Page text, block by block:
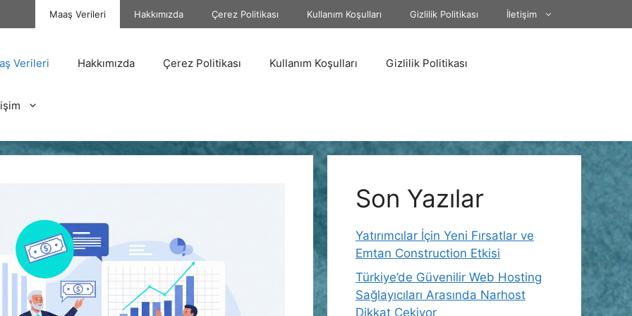
Maaş Verileri Hakkımızda Çerez Politikası Kullanım Koşulları Gizlilik Politikası İletişim
Verileri Hakkımızda Çerez Politikası Kullanım Koşulları Gizlilik Politikası
Son Yazılar
Yatırımcılar İçin Yeni Fırsatlar ve
Emtan Construction Etkisi
Türkiye’de Güvenilir Web Hosting
Sağlayıcıları Arasında Narhost
Dikkat Çekiyor